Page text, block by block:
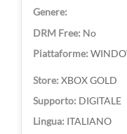
No
XBOX GOLD
DIGITALE
ITALIANO